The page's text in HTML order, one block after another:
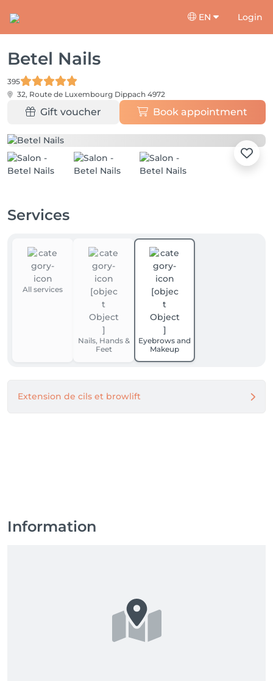
EN Login
Betel Nails
395
32, Route de Luxembourg Dippach 4972
Gift voucher Book appointment
Services
All services
Nails, Hands &
Feet
Eyebrows and
Makeup
Extension de cils et browlift
Information